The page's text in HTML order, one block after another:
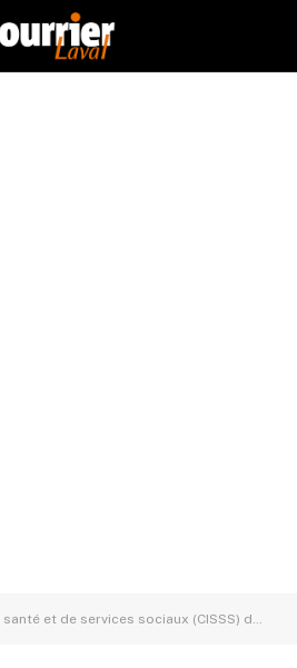
et de services sociaux (CISSS) de Laval